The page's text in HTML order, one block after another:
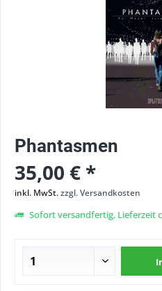
Phantasmen
35,00 € *
inkl. MwSt.zzgl. Versandkosten
Sofort versandfertig, Lieferzeit